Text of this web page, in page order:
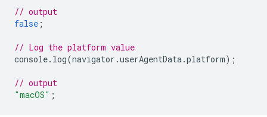
// output
false ;
// Log the platform value
console. log(navigator .userAgentData.platform);
// output
"macOS" ;